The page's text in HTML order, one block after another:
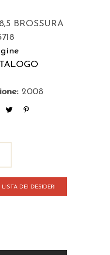
BROSSURA
2008
DEI DESIDERI